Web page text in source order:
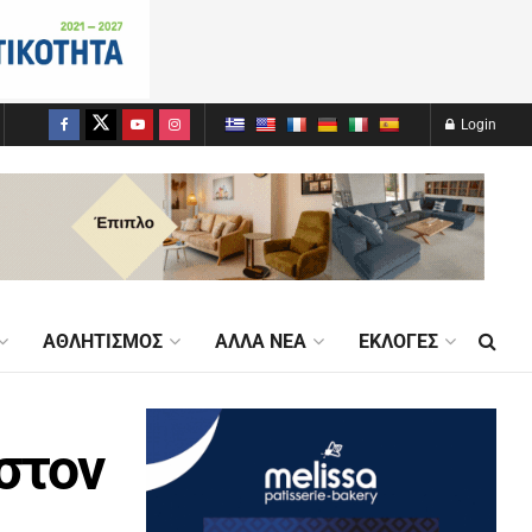
Login
ΑΘΛΗΤΙΣΜΌΣ ΆΛΛΑ ΝΈΑ ΕΚΛΟΓΈΣ